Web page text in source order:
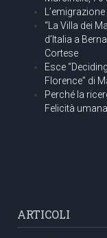
“La Villa dei
d’Italia a
Cortese
Esce
Florence” di
Perché la
Felicità
ARTICOLI